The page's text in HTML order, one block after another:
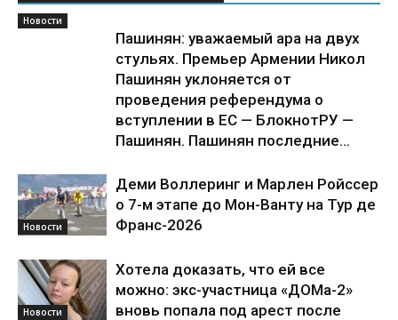
Новости
Пашинян: уважаемый ара на двух
стульях. Премьер Армении Никол
Пашинян уклоняется от
проведения референдума о
вступлении в ЕС — БлокнотРУ —
Пашинян. Пашинян последние...
Новости
Деми Воллеринг и Марлен Ройссер
о 7-м этапе до Мон-Ванту на Тур де
Франс-2026
Новости
Хотела доказать, что ей все
можно: экс-участница «ДОМа-2»
вновь попала под арест после